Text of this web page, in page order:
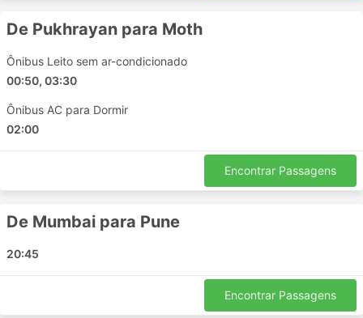
Orai
Ashta Madhya Pradesh
Ulhasnagar
Guna
Ujjain Naka
De Pukhrayan para Moth
Ônibus Leito sem ar-condicionado
00:50, 03:30
Ônibus AC para Dormir
02:00
Encontrar Passagens
De Mumbai para Pune
20:45
Encontrar Passagens